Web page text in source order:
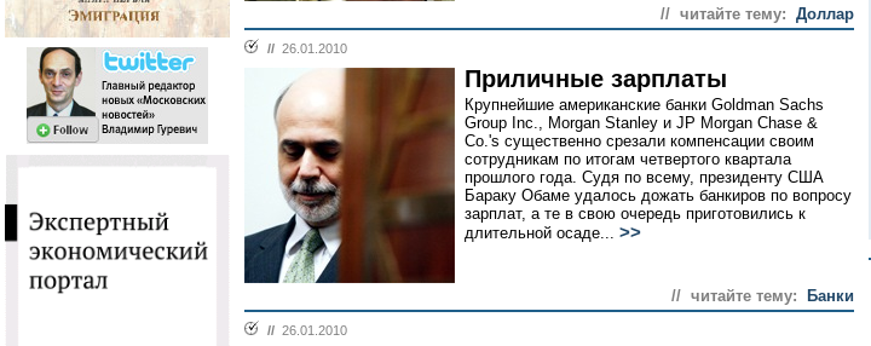
// читайте тему: Доллар
// 26.01.2010
Приличные зарплаты
Крупнейшие американские банки Goldman Sachs
Group Inc., Morgan Stanley и JP Morgan Chase &
Co.'s существенно срезали компенсации своим
сотрудникам по итогам четвертого квартала
прошлого года. Судя по всему, президенту США
Бараку Обаме удалось дожать банкиров по вопросу
зарплат, а те в свою очередь приготовились к
длительной осаде... >>
// читайте тему: Банки
// 26.01.2010